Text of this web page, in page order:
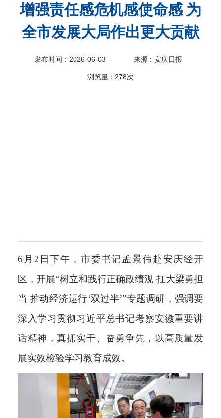
增强责任感危机感使命感 为
全市发展大局作出更大贡献
发布时间：2026-06-03 来源：安庆日报
浏览量： 278次
6月2日下午，市委书记孟景伟赴安庆经开
区，开展“树立和践行正确政绩观 扛大梁勇担
当 推动经济运行‘双过半’”专题调研，强调要
深入学习贯彻习近平总书记考察安徽重要讲
话精神，真抓实干、奋勇争先，以高质量发
展实效检验学习教育成效。